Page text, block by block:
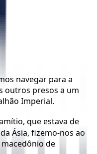
navegar para a
outros presos a um
Imperial.
que estava de
Ásia, fizemo-nos ao
de